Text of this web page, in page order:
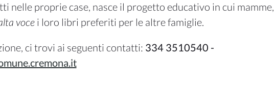
nelle proprie case, nasce il progetto educativo in cui mamme,
vocei loro libri preferiti per le altre famiglie.
ci trovi ai seguenti contatti: 334 3510540 -